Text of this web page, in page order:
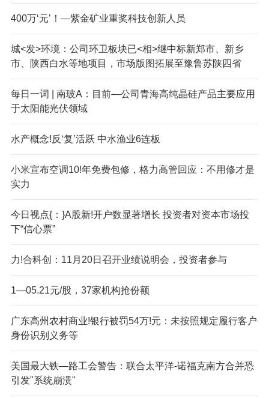
400万‘元’！—紫金矿业重奖科技创新人员
城<发>环境：公司环卫板块已<相>继中标新郑市、新乡
市、陕西白水等地项目，市场版图拓展至豫鲁苏陕四省
每日一词 | 南玻A：目前—公司青海高纯晶硅产品主要应用
于太阳能光伏领域
水产概念!反‘复’活跃 中水渔业6连板
小米宣布空调10!年免费包修，格力高管回应：不用修才是
实力
今日视点{：}A股新!开户数显著增长 投资者对资本市场投
下“信心票”
力!合科创：11月20日召开业绩说明会，投资者参与
1—05.21元/股，37家机构抢份额
广东高州农村商业!银行被罚54万!元：未按照规定履行客户
身份识别义务等
美国最大铁—路工会警告：联合太平洋-诺福克南方合并恐
引发"系统崩溃"